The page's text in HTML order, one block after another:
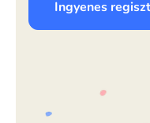
Ingyenes